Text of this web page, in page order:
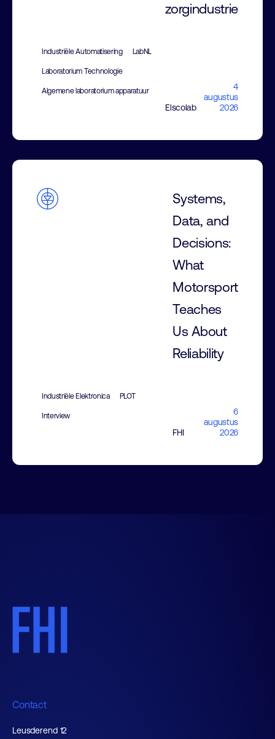
zorgindustrie
Industriële Automatisering LabNL
Laboratorium Technologie
Algemene laboratorium apparatuur
Elscolab
4
augustus
2026
Systems,
Data, and
Decisions:
What
Motorsport
Teaches
Us About
Reliability
Industriële Elektronica PLOT
Interview
FHI
6
augustus
2026
Contact
Leusderend 12